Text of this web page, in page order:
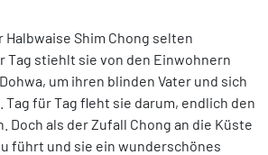
Halbwaise Shim Chong selten
Tag stiehlt sie von den Einwohnern
um ihren blinden Vater und sich
für Tag fleht sie darum, endlich den
Doch als der Zufall Chong an die Küste
führt und sie ein wunderschönes